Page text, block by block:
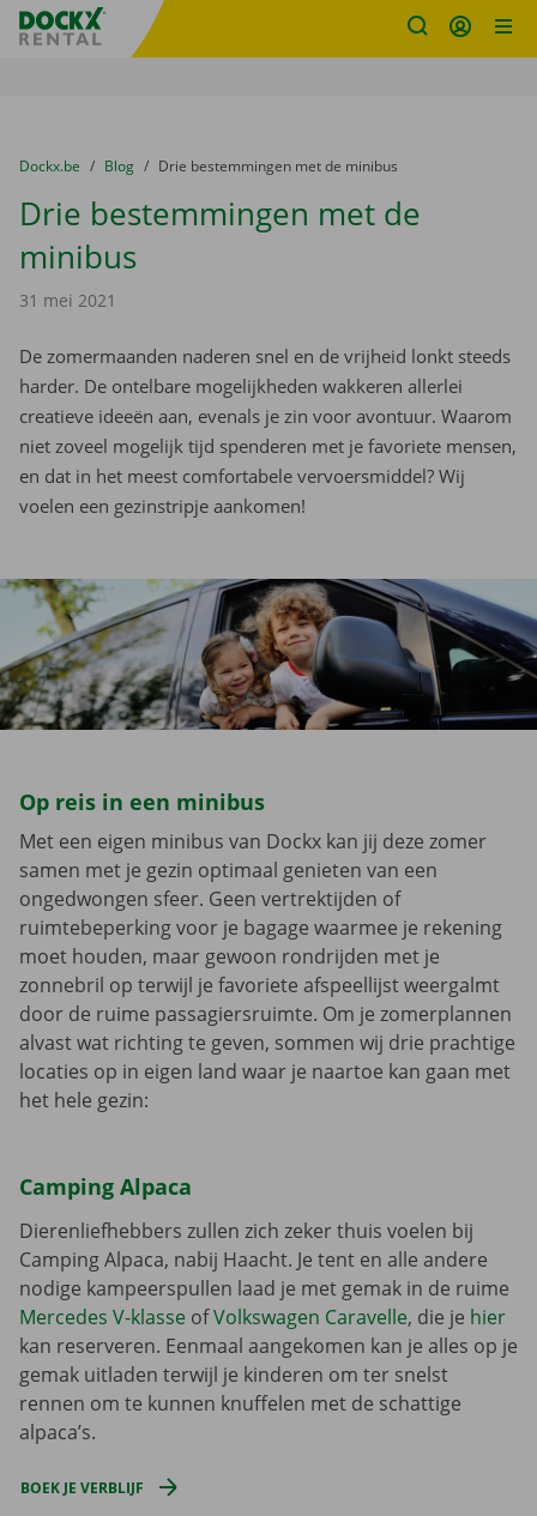
Fratello DEMO
U bevindt zich hier:
van
Dockx.be naar
Blog naar
Drie bestemmingen met de minibus
Drie bestemmingen met de
minibus
31 mei 2021
De zomermaanden naderen snel en de vrijheid lonkt steeds
harder. De ontelbare mogelijkheden wakkeren allerlei
creatieve ideeën aan, evenals je zin voor avontuur. Waarom
niet zoveel mogelijk tijd spenderen met je favoriete mensen,
en dat in het meest comfortabele vervoersmiddel? Wij
voelen een gezinstripje aankomen!
Op reis in een minibus
Met een eigen minibus van Dockx kan jij deze zomer
samen met je gezin optimaal genieten van een
ongedwongen sfeer. Geen vertrektijden of
ruimtebeperking voor je bagage waarmee je rekening
moet houden, maar gewoon rondrijden met je
zonnebril op terwijl je favoriete afspeellijst weergalmt
door de ruime passagiersruimte. Om je zomerplannen
alvast wat richting te geven, sommen wij drie prachtige
locaties op in eigen land waar je naartoe kan gaan met
het hele gezin:
Camping Alpaca
Dierenliefhebbers zullen zich zeker thuis voelen bij
Camping Alpaca, nabij Haacht. Je tent en alle andere
nodige kampeerspullen laad je met gemak in de ruime
Mercedes V-klasse ofVolkswagen Caravelle, die je hier
kan reserveren. Eenmaal aangekomen kan je alles op je
gemak uitladen terwijl je kinderen om ter snelst
rennen om te kunnen knuffelen met de schattige
alpaca’s.
BOEK JE VERBLIJF